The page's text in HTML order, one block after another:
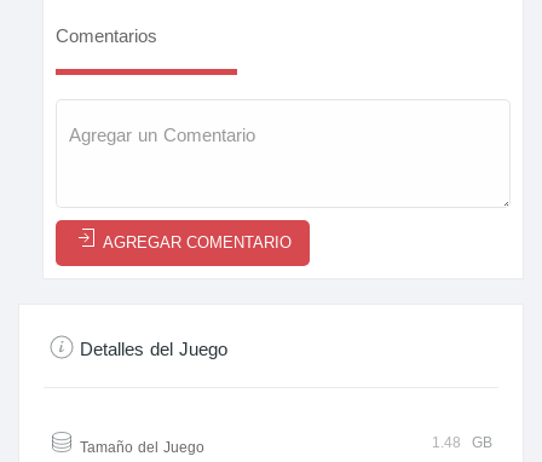
Comentarios
AGREGAR COMENTARIO
Detalles del Juego
Tamaño del Juego 1.48 GB